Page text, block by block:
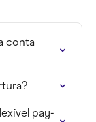
conta
pay-